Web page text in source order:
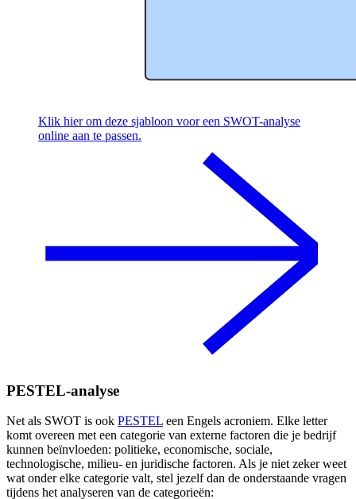
Klik hier om deze sjabloon voor een SWOT-analyse
online aan te passen.
PESTEL-analyse
Net als SWOT is ook PESTEL een Engels acroniem. Elke letter
komt overeen met een categorie van externe factoren die je bedrijf
kunnen beïnvloeden: politieke, economische, sociale,
technologische, milieu- en juridische factoren. Als je niet zeker weet
wat onder elke categorie valt, stel jezelf dan de onderstaande vragen
tijdens het analyseren van de categorieën: